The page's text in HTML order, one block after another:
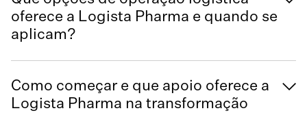
oferece a Logista Pharma e quando se
aplicam?
Como começar e que apoio oferece a
Logista Pharma na transformação